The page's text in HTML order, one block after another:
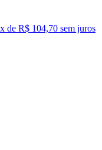
x de R$ 104,70 sem juros